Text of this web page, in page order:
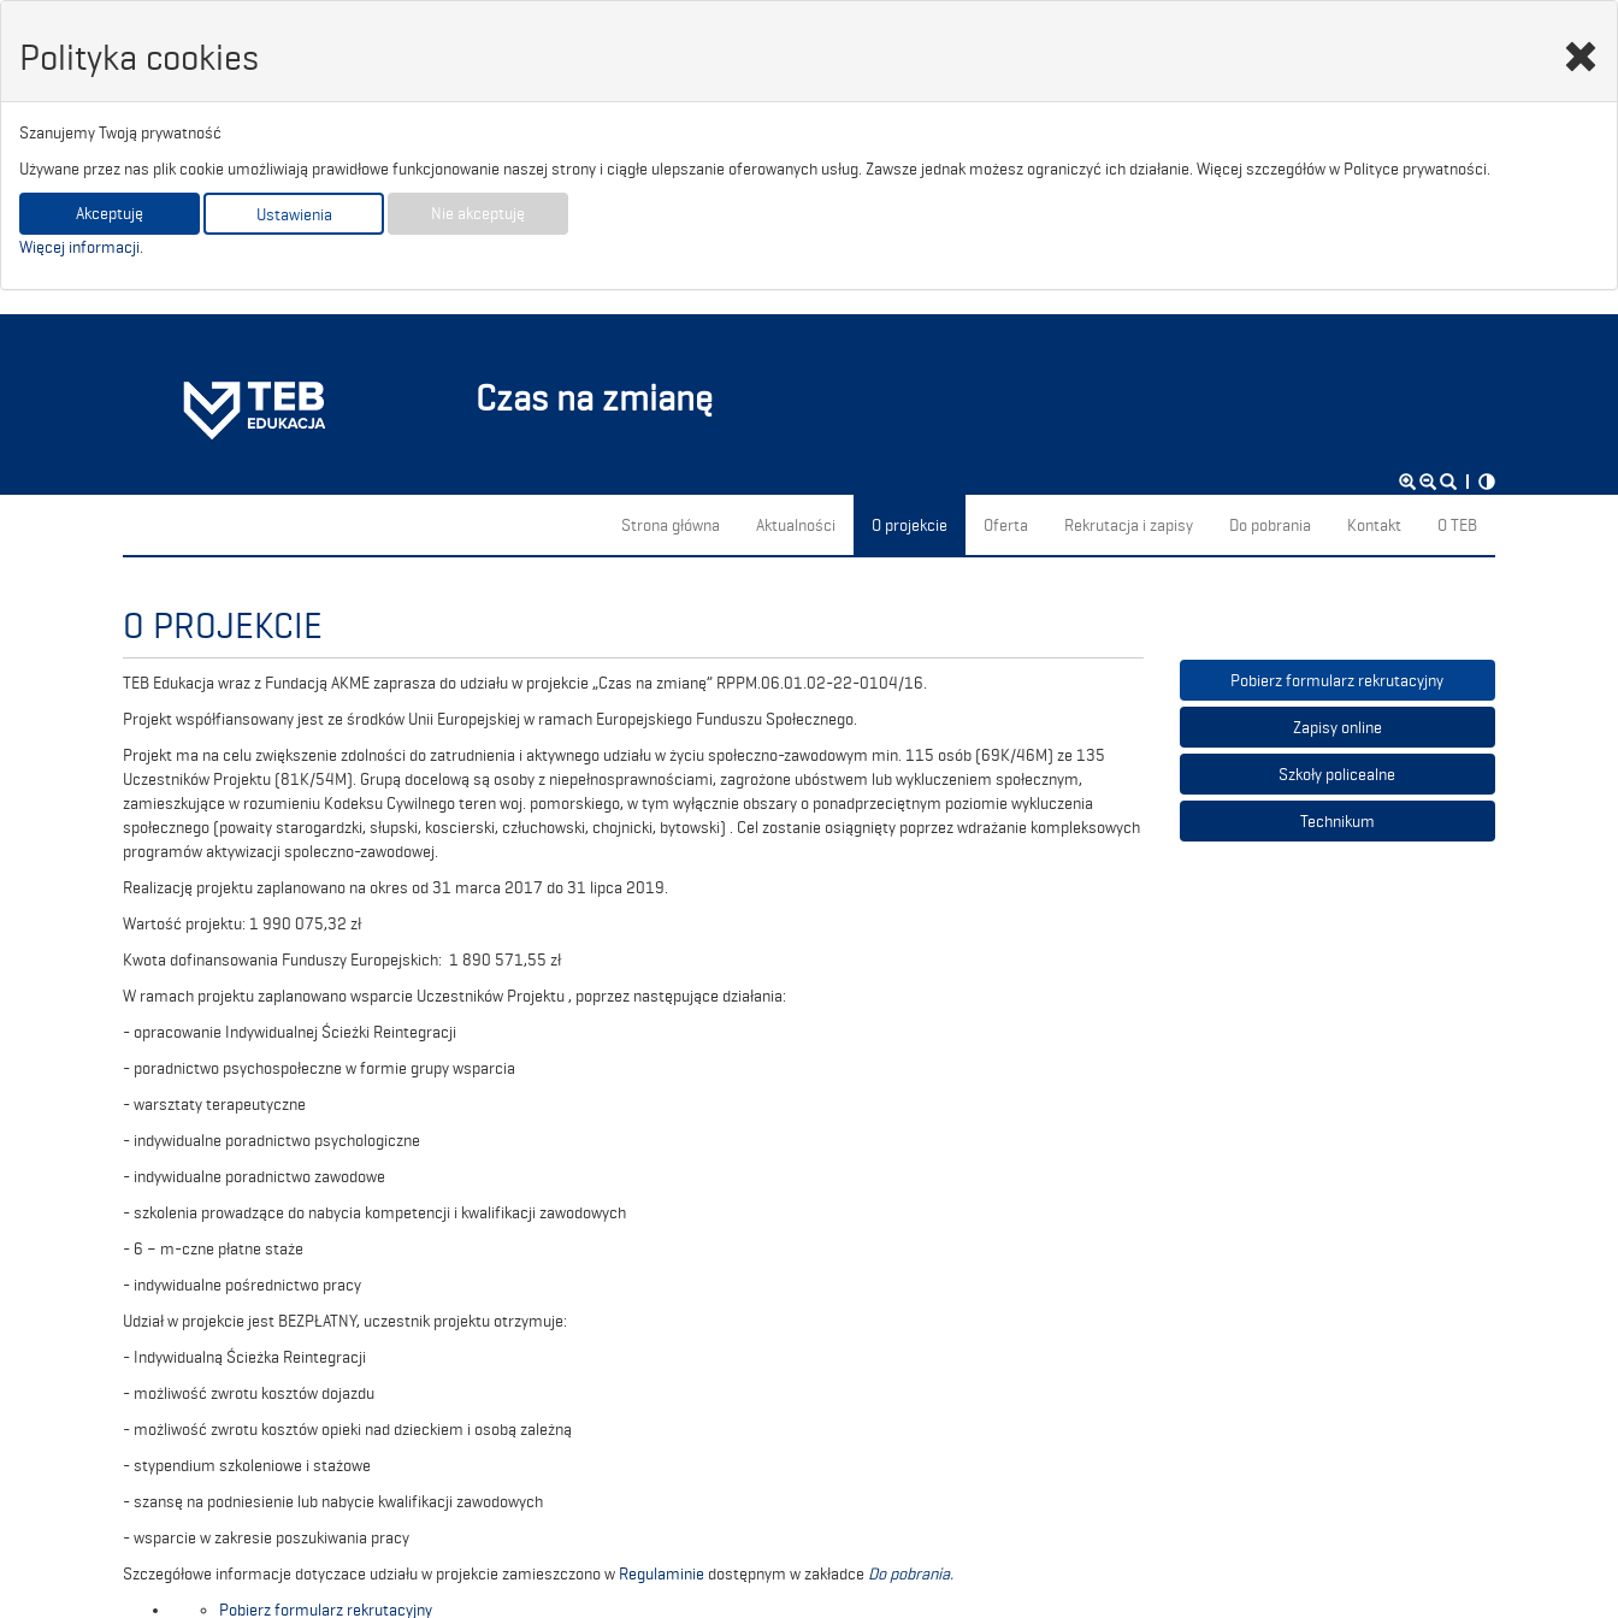
Polityka cookies
Szanujemy Twoją prywatność
Używane przez nas plik cookie umożliwiają prawidłowe funkcjonowanie naszej strony i ciągłe ulepszanie oferowanych usług. Zawsze jednak możesz ograniczyć ich działanie. Więcej szczegółów w Polityce prywatności.
Akceptuję Ustawienia
Nie akceptuję
Więcej informacji
Czas na zmianę
Strona główna Aktualności O projekcie Oferta Rekrutacja i zapisy Do pobrania Kontakt O TEB
O PROJEKCIE
TEB Edukacja wraz z Fundacją AKME zaprasza do udziału w projekcie „Czas na zmianę” RPPM.06.01.02-22-0104/16.
Projekt współfiansowany jest ze środków Unii Europejskiej w ramach Europejskiego Funduszu Społecznego.
Projekt ma na celu zwiększenie zdolności do zatrudnienia i aktywnego udziału w życiu społeczno-zawodowym min. 115 osób (69K/46M) ze 135
Uczestników Projektu (81K/54M). Grupą docelową są osoby z niepełnosprawnościami, zagrożone ubóstwem lub wykluczeniem społecznym,
zamieszkujące w rozumieniu Kodeksu Cywilnego teren woj. pomorskiego, w tym wyłącznie obszary o ponadprzeciętnym poziomie wykluczenia
społecznego (powaity starogardzki, słupski, koscierski, człuchowski, chojnicki, bytowski) . Cel zostanie osiągnięty poprzez wdrażanie kompleksowych
programów aktywizacji spoleczno-zawodowej.
Realizację projektu zaplanowano na okres od 31 marca 2017 do 31 lipca 2019.
Wartość projektu: 1 990 075,32 zł
Kwota dofinansowania Funduszy Europejskich: 1 890 571,55 zł
W ramach projektu zaplanowano wsparcie Uczestników Projektu , poprzez następujące działania:
- opracowanie Indywidualnej Ścieżki Reintegracji
- poradnictwo psychospołeczne w formie grupy wsparcia
- warsztaty terapeutyczne
- indywidualne poradnictwo psychologiczne
- indywidualne poradnictwo zawodowe
- szkolenia prowadzące do nabycia kompetencji i kwalifikacji zawodowych
- 6 – m-czne płatne staże
- indywidualne pośrednictwo pracy
Udział w projekcie jest BEZPŁATNY, uczestnik projektu otrzymuje:
- Indywidualną Ścieżka Reintegracji
- możliwość zwrotu kosztów dojazdu
- możliwość zwrotu kosztów opieki nad dzieckiem i osobą zależną
- stypendium szkoleniowe i stażowe
- szansę na podniesienie lub nabycie kwalifikacji zawodowych
- wsparcie w zakresie poszukiwania pracy
Szczegółowe informacje dotyczace udziału w projekcie zamieszczono w Regulaminie dostępnym w zakładce Do pobrania.
Pobierz formularz rekrutacyjny
Pobierz formularz rekrutacyjny
Zapisy online
Szkoły policealne
Technikum